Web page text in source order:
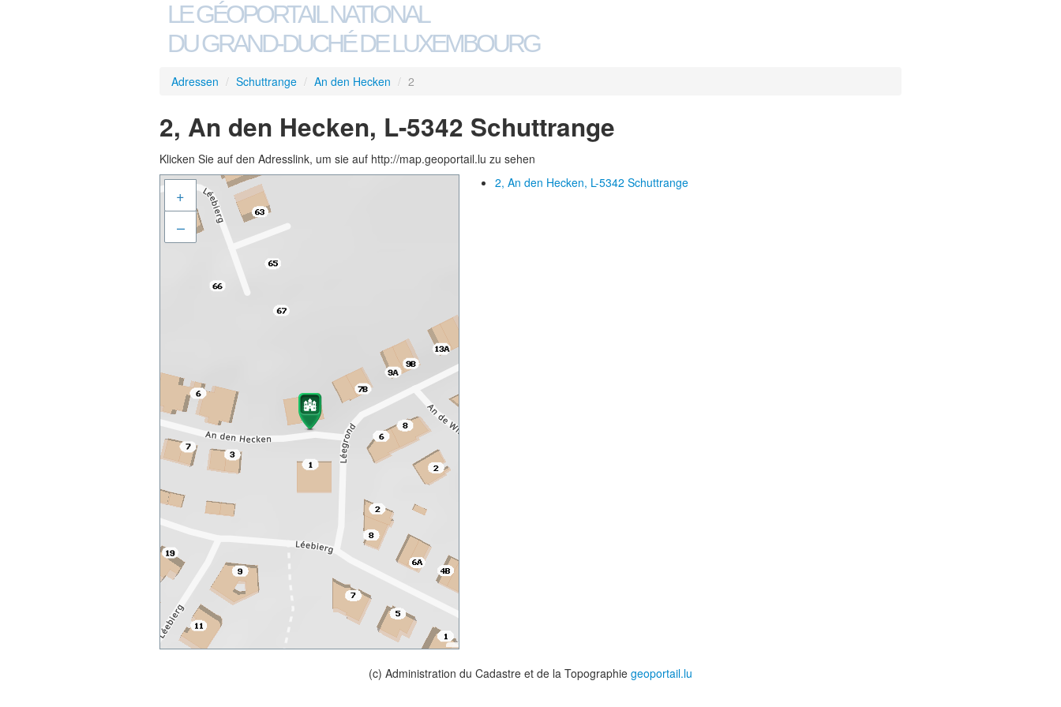
LE GÉOPORTAIL NATIONAL
DU GRAND-DUCHÉ DE LUXEMBOURG
Adressen / Schuttrange / An den Hecken / 2
2, An den Hecken, L-5342 Schuttrange
Klicken Sie auf den Adresslink, um sie auf http://map.geoportail.lu zu sehen
+
–
2, An den Hecken, L-5342 Schuttrange
(c) Administration du Cadastre et de la Topographie geoportail.lu